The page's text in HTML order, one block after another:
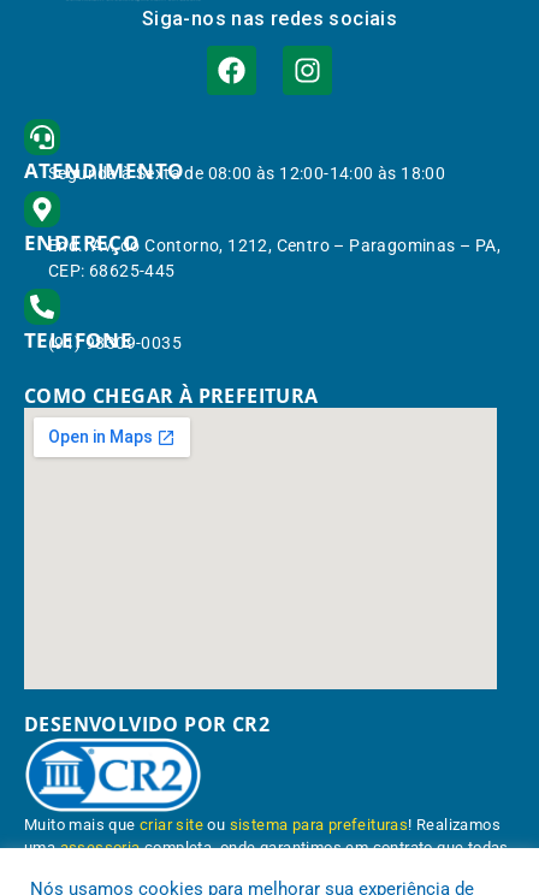
Siga-nos nas redes sociais
ATENDIMENTO
Segunda à Sexta de 08:00 às 12:00-14:00 às 18:00
ENDEREÇO
End.: Av. do Contorno, 1212, Centro – Paragominas – PA,
CEP: 68625-445
TELEFONE
(91) 98309-0035
COMO CHEGAR À PREFEITURA
DESENVOLVIDO POR CR2
Muito mais quecriar site ou sistema para prefeituras! Realizamos
umaassessoriacompleta, onde garantimos em contrato que todas
Nós usamos cookies para melhorar sua experiência de